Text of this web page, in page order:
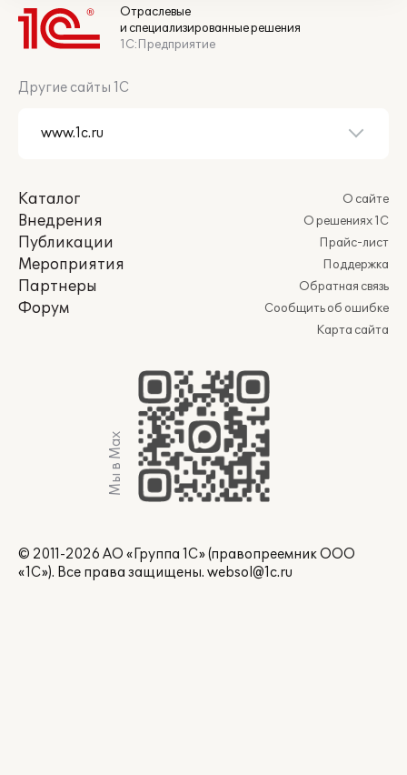
Отраслевые
и специализированные решения
1С:Предприятие
Другие сайты 1С
Каталог
Внедрения
Публикации
Мероприятия
Партнеры
Форум
О сайте
О решениях 1С
Прайс-лист
Поддержка
Обратная связь
Сообщить об ошибке
Карта сайта
Мы в Max
© 2011-2026 АО «Группа 1С» (правопреемник ООО
«1С»). Все права защищены. websol@1c.ru